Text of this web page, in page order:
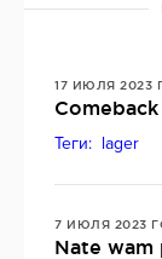
17 ИЮЛЯ 2023
Теги: lager
7 ИЮЛЯ 2023
Nate wam